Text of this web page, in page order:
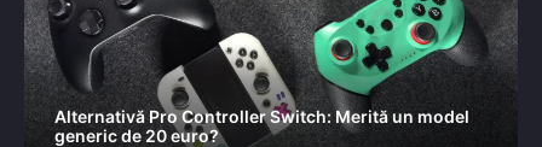
Alternativă Pro Controller Switch: Merită un model
generic de 20 euro?